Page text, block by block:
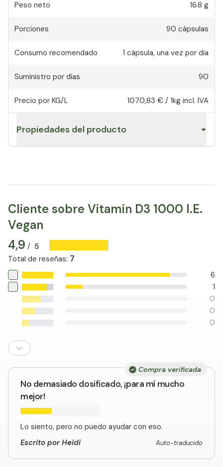
Peso neto 16.8 g
Porciones 90 cápsulas
Consumo recomendado 1 cápsula, una vez por dia
Suministro por días 90
Precio por KG/L 1070,83 € / 1kg incl. IVA
Propiedades del producto
Cliente sobre Vitamin D3 1000 I.E.
Vegan
4,9 / 5
Total de reseñas: 7
6
1
0
0
0
Compra verificada
No demasiado dosificado, ¡para mí mucho
mejor!
Lo siento, pero no puedo ayudar con eso.
Escrito por Heidi
Auto-traducido